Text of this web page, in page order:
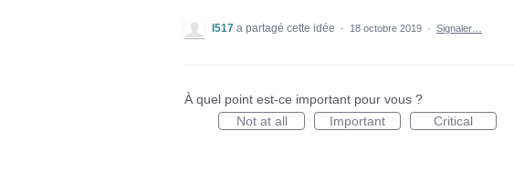
l517 a partagé cette idée · 18 octobre 2019 · Signaler…
À quel point est-ce important pour vous ?
Not at all
Important Critical